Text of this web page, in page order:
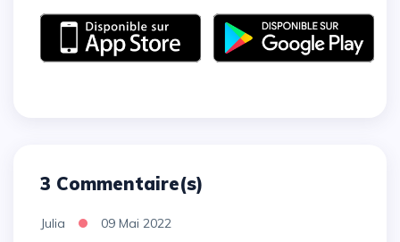
3 Commentaire(s)
Julia 09 Mai 2022